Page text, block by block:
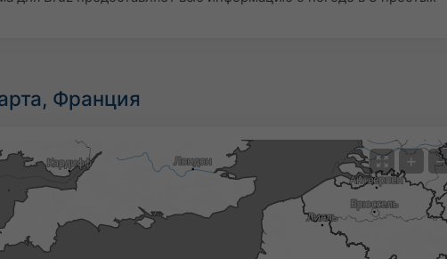
Франция
+ −